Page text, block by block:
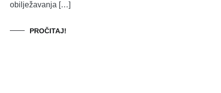
obilježavanja […]
PROČITAJ!